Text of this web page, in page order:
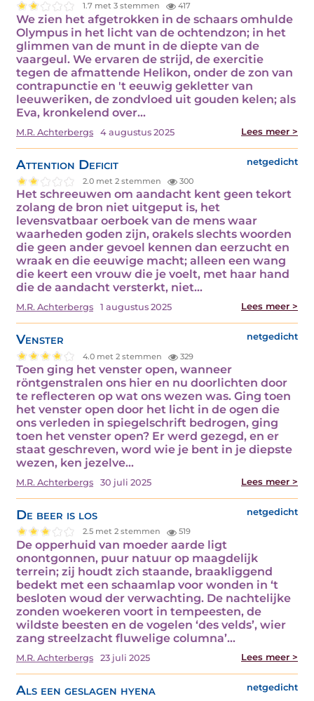
1.7 met 3 stemmen 417
We zien het afgetrokken in de schaars omhulde
Olympus in het licht van de ochtendzon; in het
glimmen van de munt in de diepte van de
vaargeul. We ervaren de strijd, de exercitie
tegen de afmattende Helikon, onder de zon van
contrapunctie en 't eeuwig gekletter van
leeuweriken, de zondvloed uit gouden kelen; als
Eva, kronkelend over…
M.R. Achterbergs 4 augustus 2025 Lees meer >
Attention Deficit netgedicht
2.0 met 2 stemmen 300
Het schreeuwen om aandacht kent geen tekort
zolang de bron niet uitgeput is, het
levensvatbaar oerboek van de mens waar
waarheden goden zijn, orakels slechts woorden
die geen ander gevoel kennen dan eerzucht en
wraak en die eeuwige macht; alleen een wang
die keert een vrouw die je voelt, met haar hand
die de aandacht versterkt, niet…
M.R. Achterbergs 1 augustus 2025 Lees meer >
Venster netgedicht
4.0 met 2 stemmen 329
Toen ging het venster open, wanneer
röntgenstralen ons hier en nu doorlichten door
te reflecteren op wat ons wezen was. Ging toen
het venster open door het licht in de ogen die
ons verleden in spiegelschrift bedrogen, ging
toen het venster open? Er werd gezegd, en er
staat geschreven, word wie je bent in je diepste
wezen, ken jezelve…
M.R. Achterbergs 30 juli 2025 Lees meer >
De beer is los netgedicht
2.5 met 2 stemmen 519
De opperhuid van moeder aarde ligt
onontgonnen, puur natuur op maagdelijk
terrein; zij houdt zich staande, braakliggend
bedekt met een schaamlap voor wonden in ‘t
besloten woud der verwachting. De nachtelijke
zonden woekeren voort in tempeesten, de
wildste beesten en de vogelen ‘des velds’, wier
zang streelzacht fluwelige columna’…
M.R. Achterbergs 23 juli 2025 Lees meer >
Als een geslagen hyena netgedicht